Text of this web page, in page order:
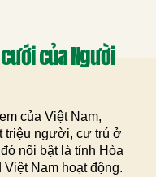
của Người
của Việt Nam,
triệu người, cư trú ở
nổi bật là tỉnh Hòa
Nam hoạt động.